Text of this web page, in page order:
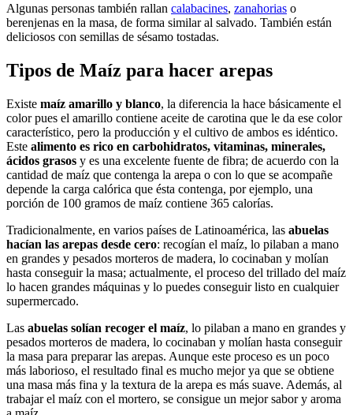
Algunas personas también rallan calabacines, zanahorias o
berenjenas en la masa, de forma similar al salvado. También están
deliciosos con semillas de sésamo tostadas.
Tipos de Maíz para hacer arepas
Existe maíz amarillo y blanco, la diferencia la hace básicamente el
color pues el amarillo contiene aceite de carotina que le da ese color
característico, pero la producción y el cultivo de ambos es idéntico.
Este alimento es rico en carbohidratos, vitaminas, minerales,
ácidos grasos y es una excelente fuente de fibra; de acuerdo con la
cantidad de maíz que contenga la arepa o con lo que se acompañe
depende la carga calórica que ésta contenga, por ejemplo, una
porción de 100 gramos de maíz contiene 365 calorías.
Tradicionalmente, en varios países de Latinoamérica, las abuelas
hacían las arepas desde cero: recogían el maíz, lo pilaban a mano
en grandes y pesados morteros de madera, lo cocinaban y molían
hasta conseguir la masa; actualmente, el proceso del trillado del maíz
lo hacen grandes máquinas y lo puedes conseguir listo en cualquier
supermercado.
Las abuelas solían recoger el maíz, lo pilaban a mano en grandes y
pesados morteros de madera, lo cocinaban y molían hasta conseguir
la masa para preparar las arepas. Aunque este proceso es un poco
más laborioso, el resultado final es mucho mejor ya que se obtiene
una masa más fina y la textura de la arepa es más suave. Además, al
trabajar el maíz con el mortero, se consigue un mejor sabor y aroma